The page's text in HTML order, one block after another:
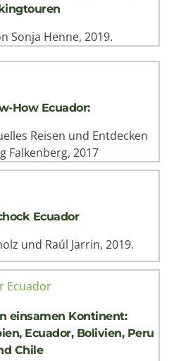
Sonja Henne, 2019.
How Ecuador:
Reisen und Entdecken
Falkenberg, 2017
Ecuador​
und Raúl Jarrin, 2019.​
einsamen Kontinent:
Ecuador, Bolivien, Peru
Chile